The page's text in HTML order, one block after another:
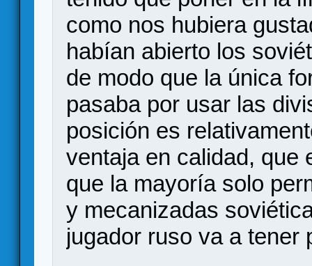
como nos hubiera
habían abierto los
de modo que la única
pasaba por usar las
posición es
ventaja en calidad, que
que la mayoría solo
y mecanizadas
jugador ruso va a tener